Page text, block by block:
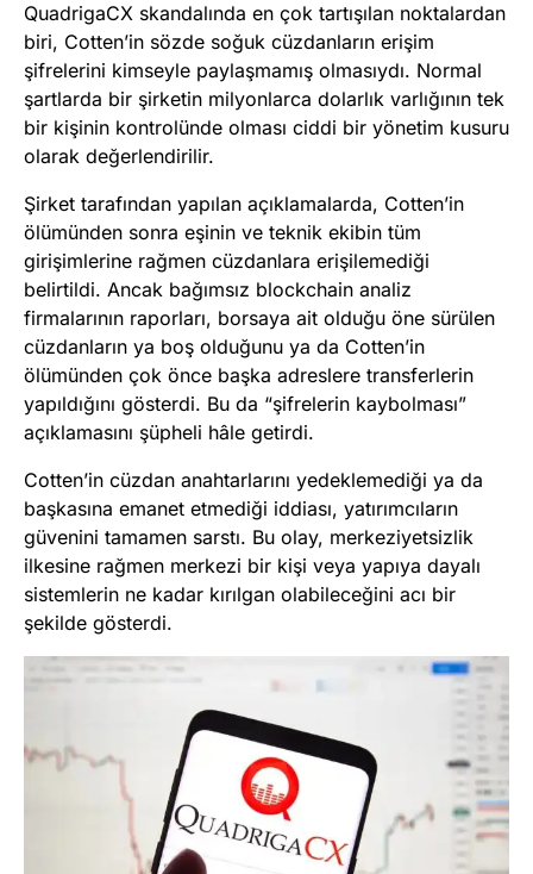
QuadrigaCX skandalında en çok tartışılan noktalardan
biri, Cotten’in sözde soğuk cüzdanların erişim
şifrelerini kimseyle paylaşmamış olmasıydı. Normal
şartlarda bir şirketin milyonlarca dolarlık varlığının tek
bir kişinin kontrolünde olması ciddi bir yönetim kusuru
olarak değerlendirilir.
Şirket tarafından yapılan açıklamalarda, Cotten’in
ölümünden sonra eşinin ve teknik ekibin tüm
girişimlerine rağmen cüzdanlara erişilemediği
belirtildi. Ancak bağımsız blockchain analiz
firmalarının raporları, borsaya ait olduğu öne sürülen
cüzdanların ya boş olduğunu ya da Cotten’in
ölümünden çok önce başka adreslere transferlerin
yapıldığını gösterdi. Bu da “şifrelerin kaybolması”
açıklamasını şüpheli hâle getirdi.
Cotten’in cüzdan anahtarlarını yedeklemediği ya da
başkasına emanet etmediği iddiası, yatırımcıların
güvenini tamamen sarstı. Bu olay, merkeziyetsizlik
ilkesine rağmen merkezi bir kişi veya yapıya dayalı
sistemlerin ne kadar kırılgan olabileceğini acı bir
şekilde gösterdi.